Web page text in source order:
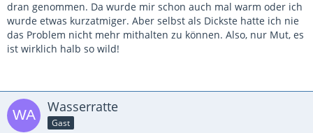
dran genommen. Da wurde mir schon auch mal warm oder ich
wurde etwas kurzatmiger. Aber selbst als Dickste hatte ich nie
das Problem nicht mehr mithalten zu können. Also, nur Mut, es
ist wirklich halb so wild!
Wasserratte
Gast